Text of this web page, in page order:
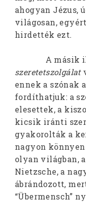
ahogyan Jézus,
világosan,
hirdették ezt.
A másik
szeretetszolgálat
ennek a szónak
fordíthatjuk: a
elesettek, a
kicsik iránti
gyakorolták a
nagyon
olyan világban,
Nietzsche, a
ábrándozott,
“Übermensch”